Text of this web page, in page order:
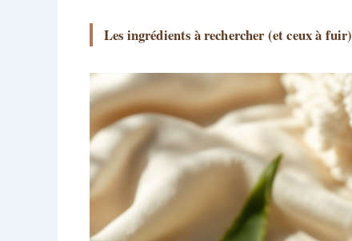
Les ingrédients à rechercher (et ceux à fuir)